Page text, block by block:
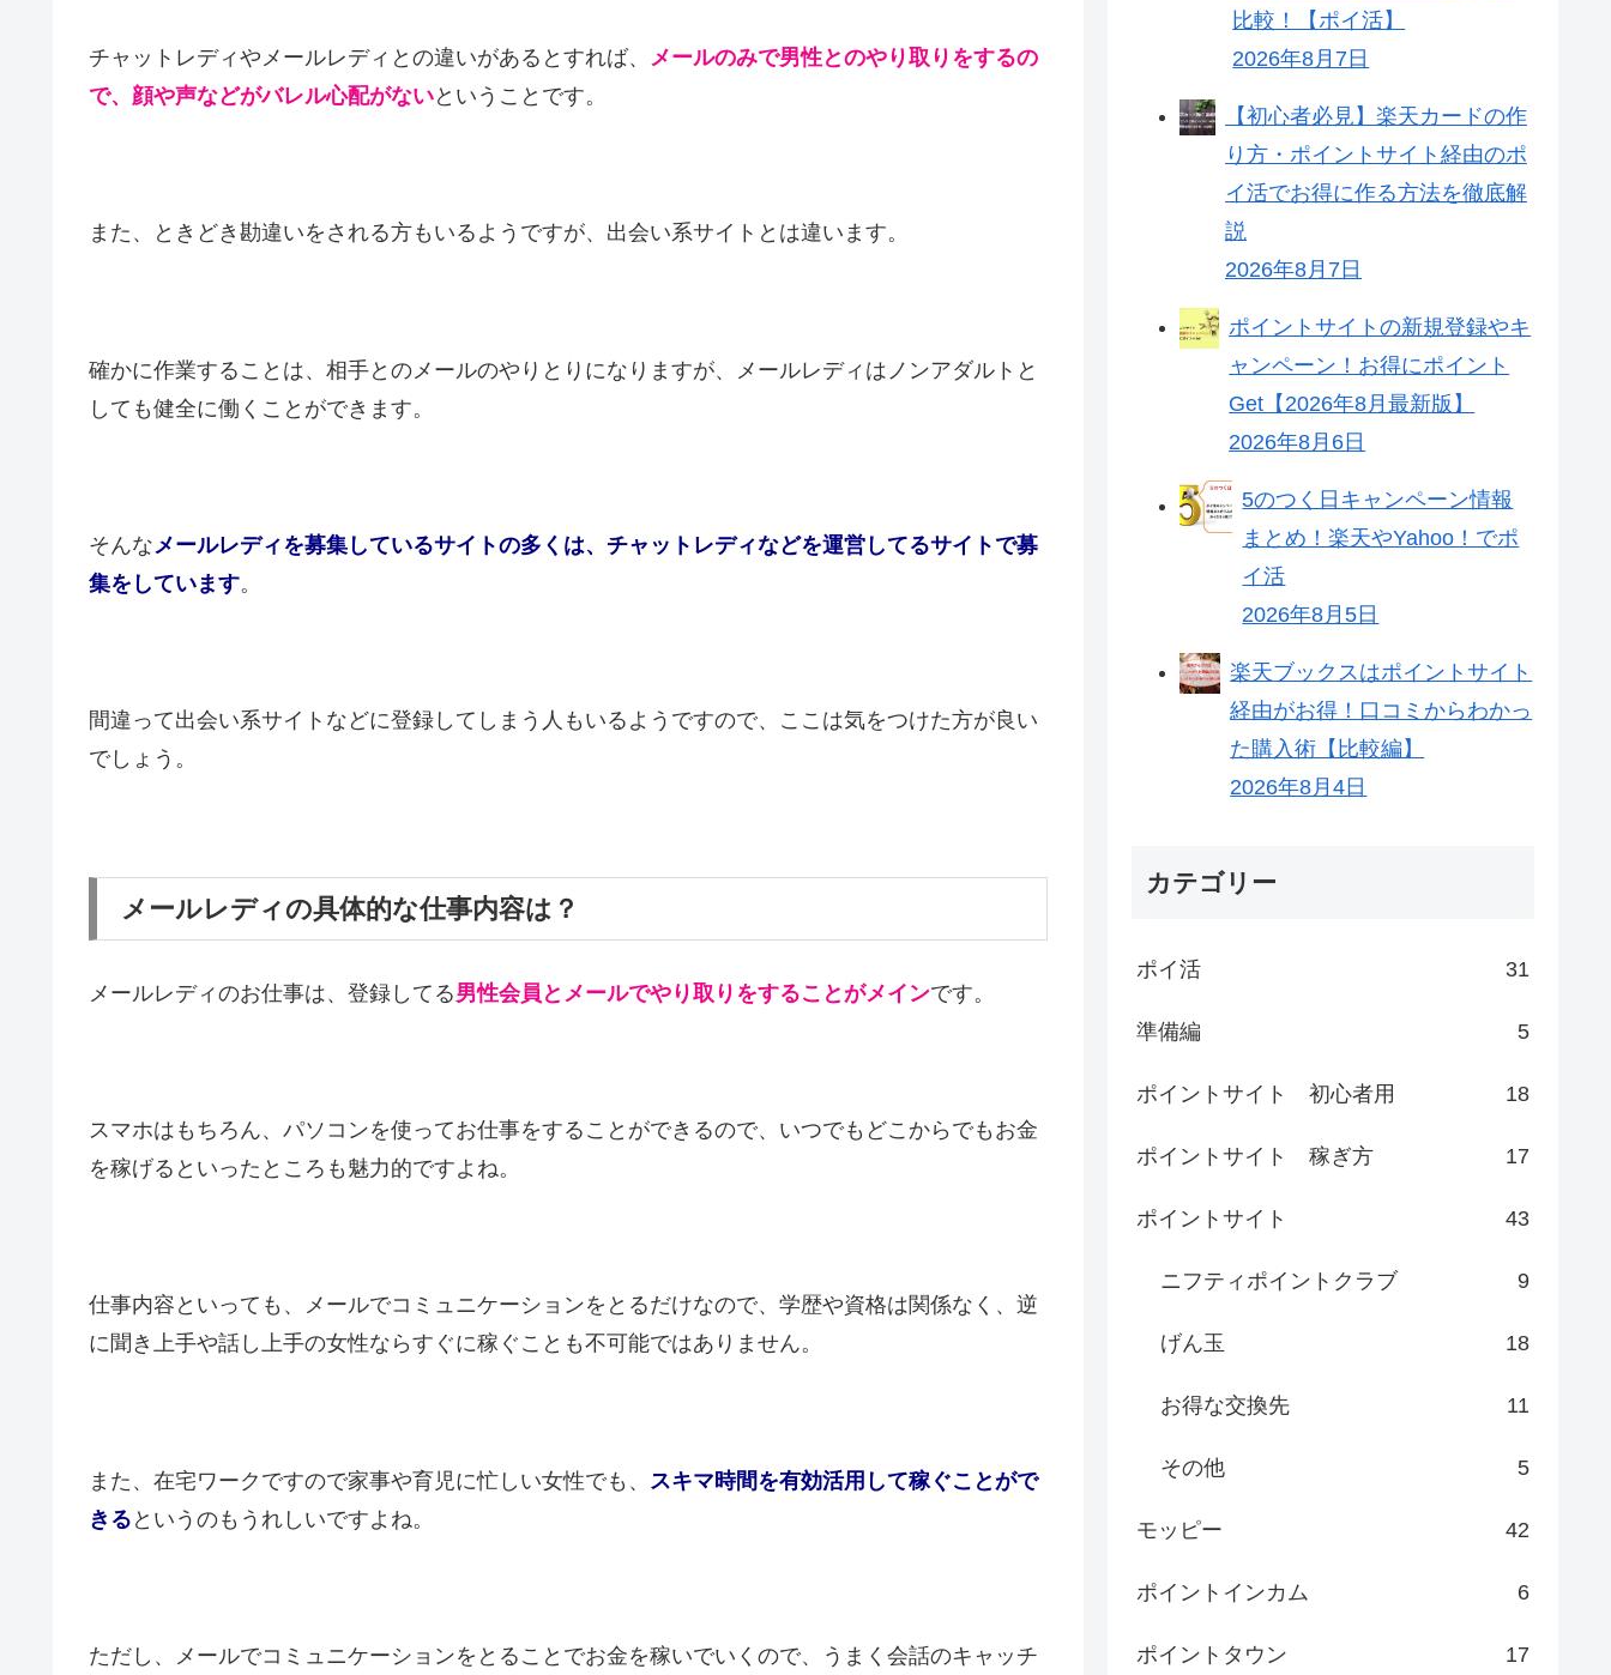
チャットレディやメールレディとの違いがあるとすれば、
メールのみで男性とのやり取りをするの
で、顔や声などがバレル心配がないということです。
また、ときどき勘違いをされる方もいるようですが、出会い系サイトとは違います。
確かに作業することは、相手とのメールのやりとりになりますが、メールレディはノンアダルトと
しても健全に働くことができます。
そんなメールレディを募集しているサイトの多くは、チャットレディなどを運営してるサイトで募
集をしています。
間違って出会い系サイトなどに登録してしまう人もいるようですので、ここは気をつけた方が良い
でしょう。
メールレディの具体的な仕事内容は？
メールレディのお仕事は、登録してる男性会員とメールでやり取りをすることがメインです。
スマホはもちろん、パソコンを使ってお仕事をすることができるので、いつでもどこからでもお金
を稼げるといったところも魅力的ですよね。
仕事内容といっても、メールでコミュニケーションをとるだけなので、学歴や資格は関係なく、逆
に聞き上手や話し上手の女性ならすぐに稼ぐことも不可能ではありません。
また、在宅ワークですので家事や育児に忙しい女性でも、 スキマ時間を有効活用して稼ぐことがで
きる というのもうれしいですよね。
ただし、メールでコミュニケーションをとることでお金を稼いでいくので、うまく会話のキャッチ
比較！【ポイ活】
2026年8月7日
【初心者必見】楽天カードの作
り方・ポイントサイト経由のポ
イ活でお得に作る方法を徹底解
説
2026年8月7日
ポイントサイトの新規登録やキ
ャンペーン！お得にポイント
Get【2026年8月最新版】
2026年8月6日
5のつく日キャンペーン情報
まとめ！楽天やYahoo！でポ
イ活
2026年8月5日
楽天ブックスはポイントサイト
経由がお得！口コミからわかっ
た購入術【比較編】
2026年8月4日
カテゴリー
ポイ活 31
準備編 5
ポイントサイト 初心者用 18
ポイントサイト 稼ぎ方 17
ポイントサイト 43
ニフティポイントクラブ 9
げん玉 18
お得な交換先 11
その他 5
モッピー 42
ポイントインカム 6
ポイントタウン 17